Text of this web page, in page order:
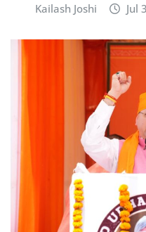
Kailash Joshi Jul